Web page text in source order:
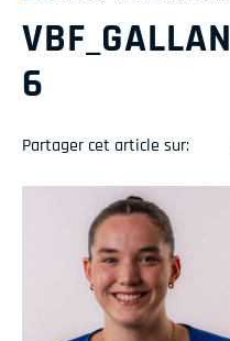
6
Partager cet article sur: